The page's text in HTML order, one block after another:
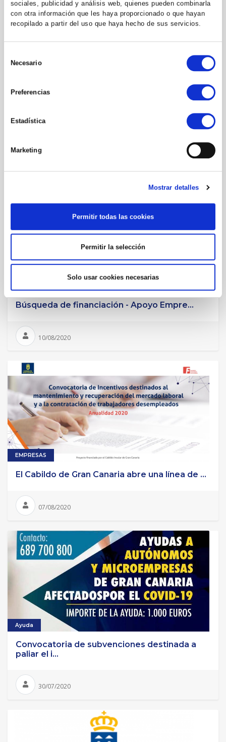
sociales, publicidad y análisis web, quienes pueden combinarla
con otra información que les haya proporcionado o que hayan
recopilado a partir del uso que haya hecho de sus servicios.
deNecesario
Preferencias
Estadística
Marketing
Mostrar detalles
Permitir todas las cookies
Permitir la selección
Solo usar cookies necesarias
EMPRESAS
Búsqueda de financiación - Apoyo Empre...
10/08/2020
EMPRESAS
El Cabildo de Gran Canaria abre una línea de ...
07/08/2020
Ayuda
Convocatoria de subvenciones destinada a
paliar el i...
30/07/2020